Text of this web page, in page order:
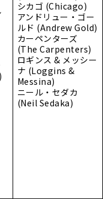
シカゴ (Chicago)
アンドリュー・ゴー
ルド (Andrew Gold)
カーペンターズ
(The Carpenters)
ロギンス & メッシー
ナ (Loggins &
Messina)
ニール・セダカ
(Neil Sedaka)